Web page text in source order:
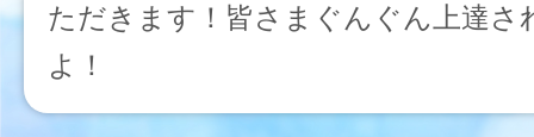
ただきます！皆さまぐんぐん上達さ
よ！